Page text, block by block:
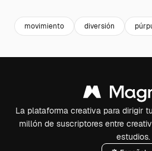
movimiento diversión
La plataforma creativa para dirigir
millón de suscriptores entre
estudios.